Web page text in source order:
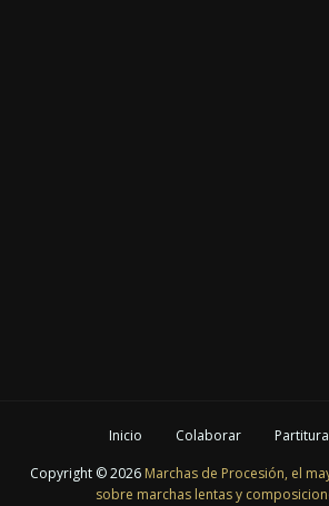
Inicio Colaborar
Copyright ©2026 Marchas de Procesión, el
sobre marchas lentas y